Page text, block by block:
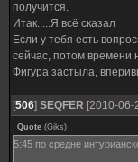
получитcя.
Итак.....Я всё сказал
Если у тебя есть
сейчас, потом времени
Фигура застыла,
[506] SEQFER [2010-06-
Quote (Giks)
5:45 по средне